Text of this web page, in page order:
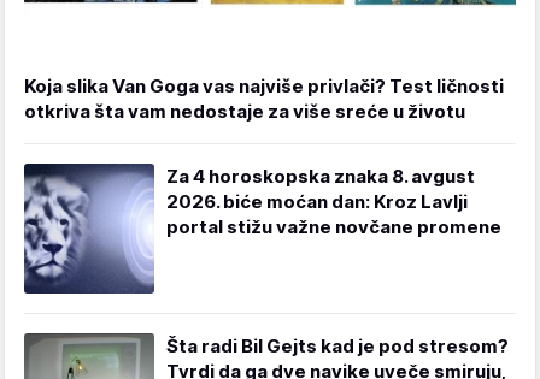
Koja slika Van Goga vas najviše privlači? Test ličnosti
otkriva šta vam nedostaje za više sreće u životu
Za 4 horoskopska znaka 8. avgust
2026. biće moćan dan: Kroz Lavlji
portal stižu važne novčane promene
Šta radi Bil Gejts kad je pod stresom?
Tvrdi da ga dve navike uveče smiruju,